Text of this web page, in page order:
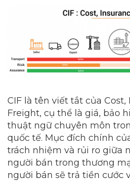
CIF là tên viết tắt của Cost,
Freight, cụ thể là giá, bảo
thuật ngữ chuyên môn
quốc tế. Mục đích chính
trách nhiệm và rủi ro giữa
người bán trong thương
người bán sẽ trả tiền cước